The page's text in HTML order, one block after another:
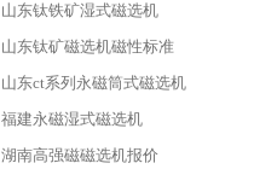
山东钛铁矿湿式磁选机
山东钛矿磁选机磁性标准
山东ct系列永磁筒式磁选机
福建永磁湿式磁选机
湖南高强磁磁选机报价